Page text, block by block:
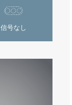
信号なし